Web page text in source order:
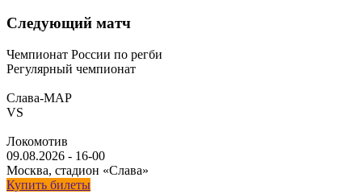
Следующий матч
Чемпионат России по регби
Регулярный чемпионат
Слава-МАР
VS
Локомотив
09.08.2026 - 16-00
Москва, стадион «Слава»
Купить билеты